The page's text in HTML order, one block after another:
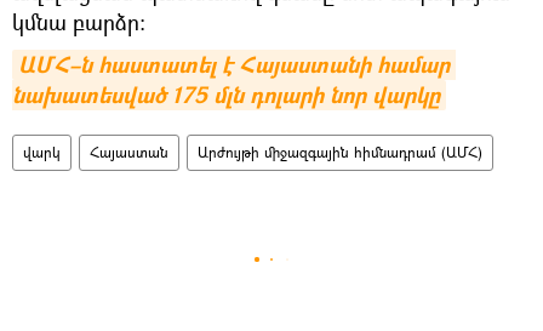
կմնա բարձր։
ԱՄՀ–ն հաստատել է Հայաստանի համար
նախատեսված 175 մլն դոլարի նոր վարկը
վարկ Հայաստան Արժույթի միջազգային հիմնադրամ (ԱՄՀ)